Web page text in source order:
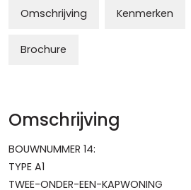
Omschrijving Kenmerken
Brochure
Omschrijving
BOUWNUMMER 14:
TYPE A1
TWEE-ONDER-EEN-KAPWONING